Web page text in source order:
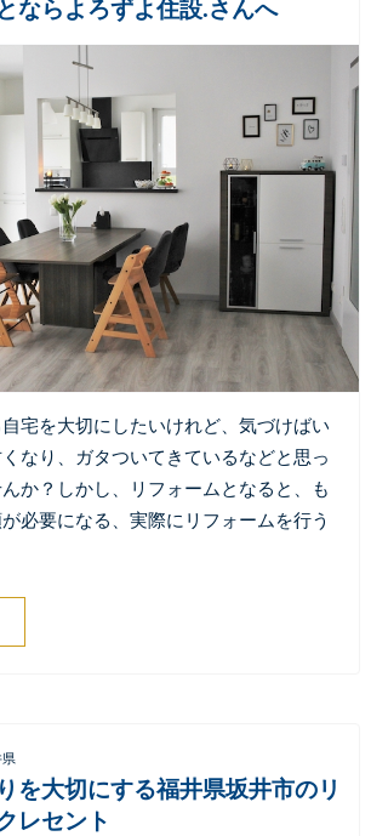
ならよろずよ住設.さんへ
宅を大切にしたいけれど、気づけばい
なり、ガタついてきているなどと思っ
か？しかし、リフォームとなると、も
必要になる、実際にリフォームを行う
県
を大切にする福井県坂井市のリ
レセント